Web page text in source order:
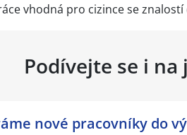
vhodná pro cizince se
Podívejte se i
nové pracovníky do